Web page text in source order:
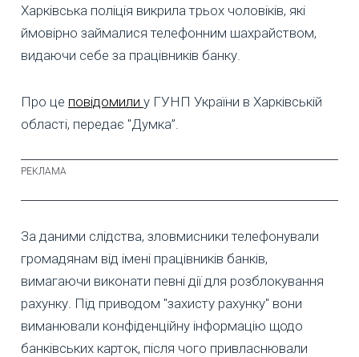
Харківська поліція викрила трьох чоловіків, які
ймовірно займалися телефонним шахрайством,
видаючи себе за працівників банку.
Про це повідомили у ГУНП України в Харківській
області, передає "Думка”.
За даними слідства, зловмисники телефонували
громадянам від імені працівників банків,
вимагаючи виконати певні дії для розблокування
рахунку. Під приводом "захисту рахунку" вони
виманювали конфіденційну інформацію щодо
банківських карток, після чого привласнювали